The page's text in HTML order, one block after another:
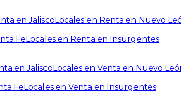
en JaliscoLocales en Renta en Nuevo
FeLocales en Renta en Insurgentes
en JaliscoLocales en Venta en Nuevo
FeLocales en Venta en Insurgentes